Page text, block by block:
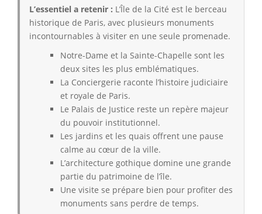
L’essentiel a retenir : L’Île de la Cité est le berceau
historique de Paris, avec plusieurs monuments
incontournables à visiter en une seule promenade.
Notre-Dame et la Sainte-Chapelle sont les
deux sites les plus emblématiques.
La Conciergerie raconte l’histoire judiciaire
et royale de Paris.
Le Palais de Justice reste un repère majeur
du pouvoir institutionnel.
Les jardins et les quais offrent une pause
calme au cœur de la ville.
L’architecture gothique domine une grande
partie du patrimoine de l’île.
Une visite se prépare bien pour profiter des
monuments sans perdre de temps.